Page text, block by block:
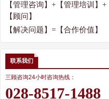
【管理咨询】 + 【管理培训】 +
【顾问】
【解决问题】 = 【合作价值】
联系我们
三顾咨询24小时咨询热线：
028-8517-1488